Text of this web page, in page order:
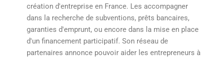
création d'entreprise en France. Les accompagner
dans la recherche de subventions, prêts bancaires,
garanties d'emprunt, ou encore dans la mise en place
d'un financement participatif. Son réseau de
partenaires annonce pouvoir aider les entrepreneurs à